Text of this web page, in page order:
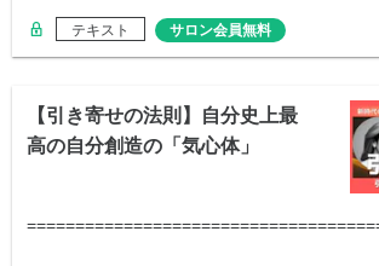
テキスト サロン会員無料
【引き寄せの法則】自分史上最
高の自分創造の「気心体」